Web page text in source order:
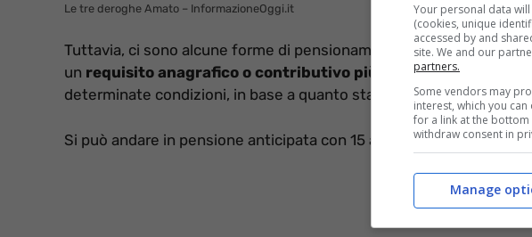
Le tre deroghe Amato – InformazioneOggi.it
Tuttavia, ci sono alcune forme di pensionamento anticipato che
un requisito anagrafico o contributivo più basso. In tal caso, è
determinate condizioni, in base a quanto stabilito dalla legge.
Si può andare in pensione anticipata con 15 anni di contributi?
Your personal data
(cookies, unique
accessed by and
site. We and our
partners.
Some vendors may
interest, which you
for a link at the
withdraw consent in
Manage